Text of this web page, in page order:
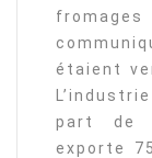
étaient
part de
exporte